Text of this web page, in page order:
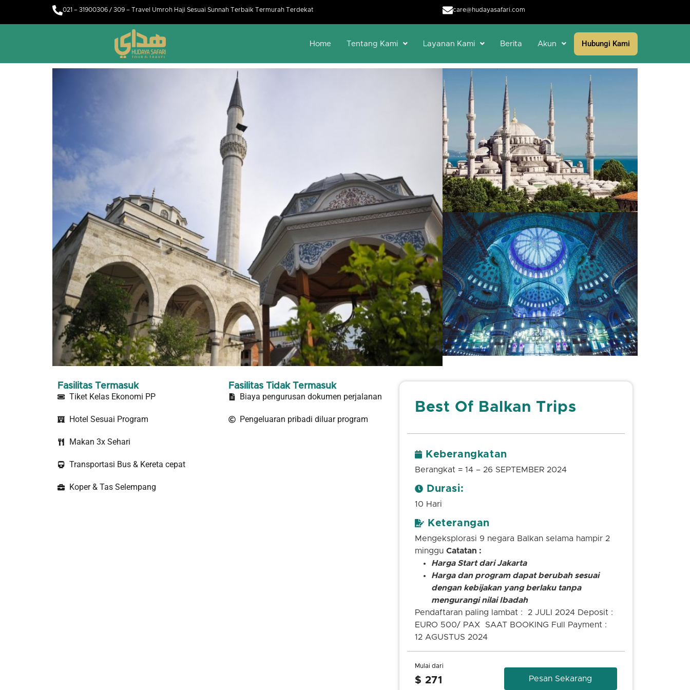
021 – 31900306 / 309 – Travel Umroh Haji Sesuai Sunnah Terbaik Termurah Terdekat care@hudayasafari.com
Home Tentang Kami Layanan Kami Berita Akun Hubungi Kami
Fasilitas Termasuk
Tiket Kelas Ekonomi PP
Hotel Sesuai Program
Makan 3x Sehari
Transportasi Bus & Kereta cepat
Koper & Tas Selempang
Fasilitas Tidak Termasuk
Biaya pengurusan dokumen perjalanan
Pengeluaran pribadi diluar program
Best Of Balkan Trips
Keberangkatan
Berangkat = 14 – 26 SEPTEMBER 2024
Durasi:
10 Hari
Keterangan
Mengeksplorasi 9 negara Balkan selama hampir 2
minggu Catatan :
Harga Start dari Jakarta
Harga dan program dapat berubah sesuai
dengan kebijakan yang berlaku tanpa
mengurangi nilai Ibadah
Pendaftaran paling lambat : 2 JULI 2024 Deposit :
EURO 500/ PAX SAAT BOOKING Full Payment :
12 AGUSTUS 2024
Mulai dari
$ 271 Pesan Sekarang